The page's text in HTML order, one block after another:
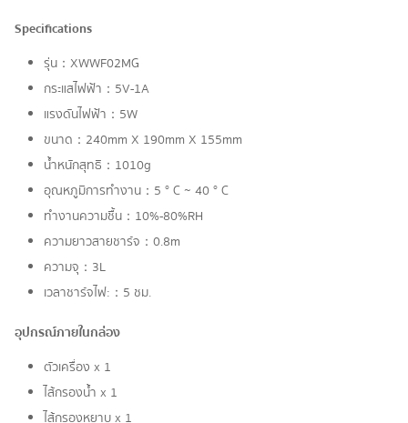
Specifications
รุ่น：XWWF02MG
กระแสไฟฟ้า：5V-1A
แรงดันไฟฟ้า：5W
ขนาด：240mm X 190mm X 155mm
น้ำหนักสุทธิ：1010g
อุณหภูมิการทำงาน：5 ° C ~ 40 ° C
ทำงานความชื้น：10%-80%RH
ความยาวสายชาร์จ：0.8m
ความจุ：3L
เวลาชาร์จไฟ:：5 ชม.
อุปกรณ์ภายในกล่อง
ตัวเครื่อง x 1
ไส้กรองน้ำ x 1
ไส้กรองหยาบ x 1